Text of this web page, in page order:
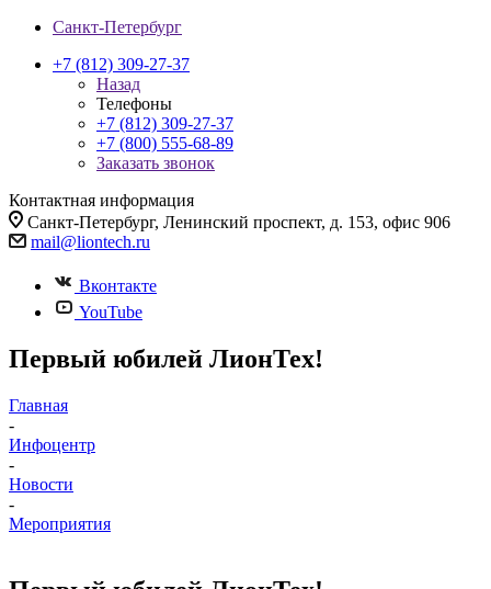
Санкт-Петербург
+7 (812) 309-27-37
Назад
Телефоны
+7 (812) 309-27-37
+7 (800) 555-68-89
Заказать звонок
Контактная информация
Санкт-Петербург, Ленинский проспект, д. 153, офис 906
mail@liontech.ru
Вконтакте
YouTube
Первый юбилей ЛионТех!
Главная
-
Инфоцентр
-
Новости
-
Мероприятия